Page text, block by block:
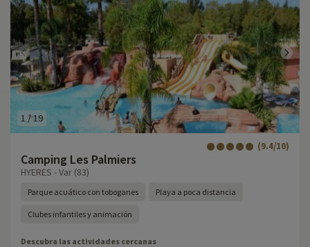
1 /19
Camping Les Palmiers
(9.4/10)
HYERES - Var (83)
Parque acuático con toboganes Playa a poca distancia
Clubes infantiles y animación
Descubra las actividades cercanas